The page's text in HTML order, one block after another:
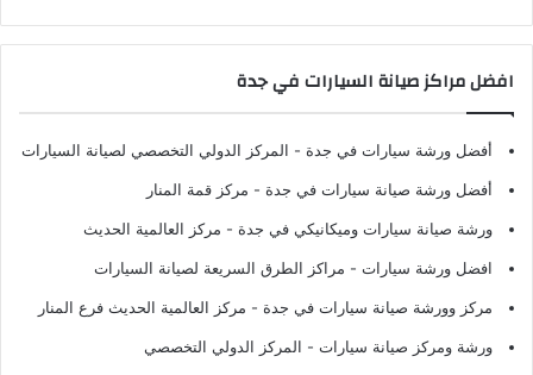
افضل مراكز صيانة السيارات في جدة
أفضل ورشة سيارات في جدة - المركز الدولي التخصصي لصيانة السيارات
أفضل ورشة صيانة سيارات في جدة - مركز قمة المنار
ورشة صيانة سيارات وميكانيكي في جدة - مركز العالمية الحديث
افضل ورشة سيارات - مراكز الطرق السريعة لصيانة السيارات
مركز وورشة صيانة سيارات في جدة - مركز العالمية الحديث فرع المنار
ورشة ومركز صيانة سيارات - المركز الدولي التخصصي